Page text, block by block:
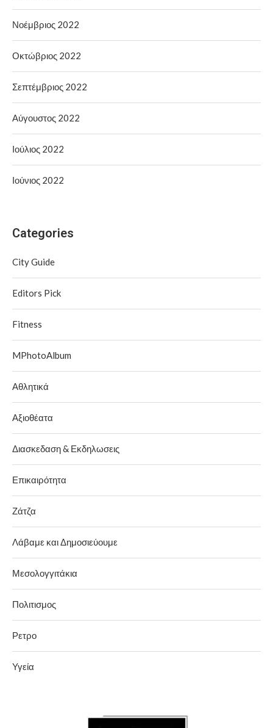
Νοέμβριος 2022
Οκτώβριος 2022
Σεπτέμβριος 2022
Αύγουστος 2022
Ιούλιος 2022
Ιούνιος 2022
Categories
City Guide
Editors Pick
Fitness
MPhotoAlbum
Αθλητικά
Αξιοθέατα
Διασκεδαση & Εκδηλωσεις
Επικαιρότητα
Ζάτζα
Λάβαμε και Δημοσιεύουμε
Μεσολογγιτάκια
Πολιτισμος
Ρετρο
Υγεία